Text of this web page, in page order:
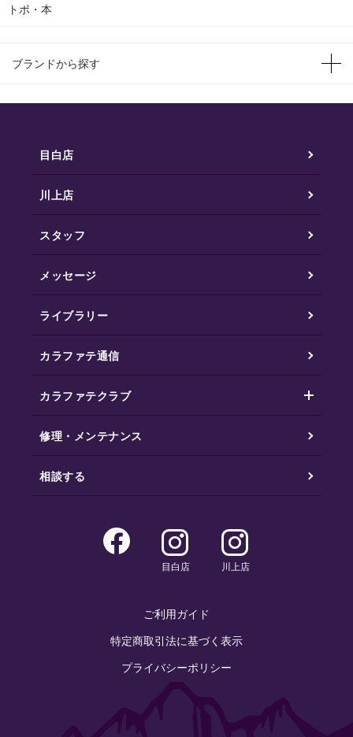
トポ・本
ブランドから探す
目白店
川上店
スタッフ
メッセージ
ライブラリー
カラファテ通信
カラファテクラブ
修理・メンテナンス
相談する
目白店 川上店
ご利用ガイド
特定商取引法に基づく表示
プライバシーポリシー